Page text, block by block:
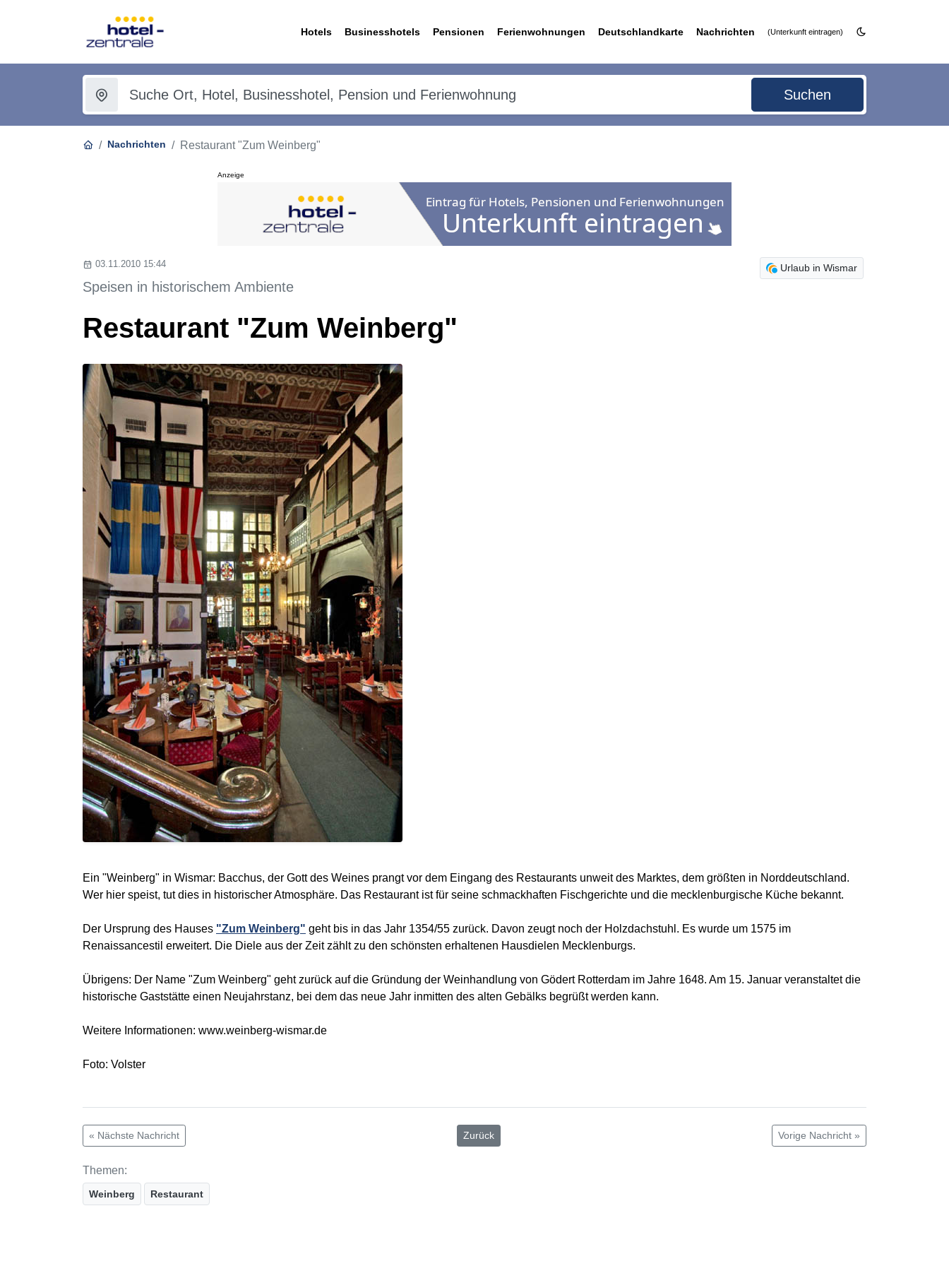
Hotels Businesshotels Pensionen Ferienwohnungen Deutschlandkarte Nachrichten (Unterkunft eintragen)
Suchen
Nachrichten Restaurant "Zum Weinberg"
Anzeige
Urlaub in Wismar
03.11.2010 15:44
Speisen in historischem Ambiente
Restaurant "Zum Weinberg"
Ein "Weinberg" in Wismar: Bacchus, der Gott des Weines prangt vor dem Eingang des Restaurants unweit des Marktes, dem größten in Norddeutschland.
Wer hier speist, tut dies in historischer Atmosphäre. Das Restaurant ist für seine schmackhaften Fischgerichte und die mecklenburgische Küche bekannt.
Der Ursprung des Hauses "Zum Weinberg" geht bis in das Jahr 1354/55 zurück. Davon zeugt noch der Holzdachstuhl. Es wurde um 1575 im
Renaissancestil erweitert. Die Diele aus der Zeit zählt zu den schönsten erhaltenen Hausdielen Mecklenburgs.
Übrigens: Der Name "Zum Weinberg" geht zurück auf die Gründung der Weinhandlung von Gödert Rotterdam im Jahre 1648. Am 15. Januar veranstaltet die
historische Gaststätte einen Neujahrstanz, bei dem das neue Jahr inmitten des alten Gebälks begrüßt werden kann.
Weitere Informationen: www.weinberg-wismar.de
Foto: Volster
« Nächste Nachricht Zurück Vorige Nachricht »
Themen:
Weinberg Restaurant